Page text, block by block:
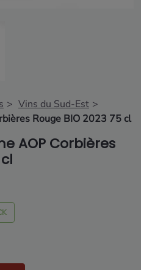
Vins du Sud-Est
Rouge BIO 2023 75 cl
AOP Corbières